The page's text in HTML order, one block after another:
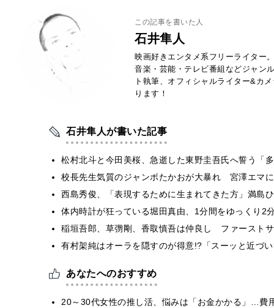
この記事を書いた人
石井隼人
映画好きエンタメ系フリーライター
音楽・芸能・テレビ番組などジャン
ト執筆、オフィシャルライター&カ
ります！
石井隼人が書いた記事
松村北斗と今田美桜、急逝した東野圭吾氏へ誓う「
校長先生気質のジャンボたかおが大暴れ 宮澤エマ
西島秀俊、「表現するために生まれてきた方」満島
体内時計が狂っている堀田真由、1分間をゆっくり2
稲垣吾郎、草彅剛、香取慎吾は仲良し ファースト
有村架純はオーラを隠すのが得意!?「スーッと近づ
あなたへのおすすめ
20～30代女性の推し活、悩みは「お金かかる」…費